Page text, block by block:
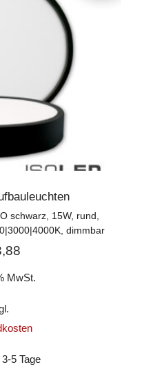
schwarz, 15W, rund,
dimmbar
MwSt.
3-5 Tage